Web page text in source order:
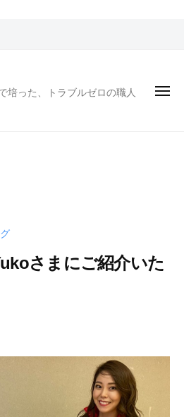
培った、トラブルゼロの職人
さまにご紹介いた